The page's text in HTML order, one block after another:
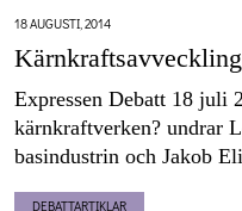
18 AUGUSTI, 2014
Expressen Debatt 18 juli
kärnkraftverken? undrar
basindustrin och Jakob
DEBATTARTIKLAR